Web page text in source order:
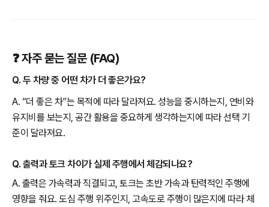
❓ 자주 묻는 질문 (FAQ)
Q. 두 차량 중 어떤 차가 더 좋은가요?
A. “더 좋은 차”는 목적에 따라 달라져요. 성능을 중시하는지, 연비와
유지비를 보는지, 공간 활용을 중요하게 생각하는지에 따라 선택 기
준이 달라져요.
Q. 출력과 토크 차이가 실제 주행에서 체감되나요?
A. 출력은 가속력과 직결되고, 토크는 초반 가속과 탄력적인 주행에
영향을 줘요. 도심 주행 위주인지, 고속도로 주행이 많은지에 따라 체